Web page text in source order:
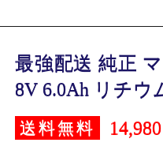
最強配送 純正
8V 6.0Ah リチウ
送料無料